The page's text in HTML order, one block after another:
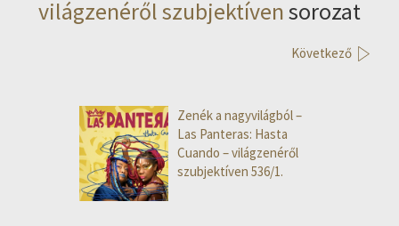
világzenéről szubjektívensorozat
Következő
Zenék a nagyvilágból –
Las Panteras: Hasta
Cuando – világzenéről
szubjektíven 536/1.